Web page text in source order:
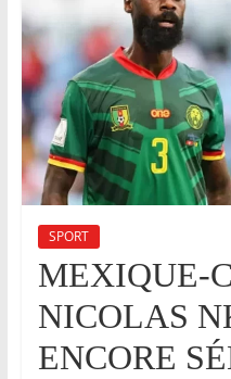
m
e
r
,
E
v
e
i
l
l
e
r
SPORT
MEXIQUE-
NICOLAS
ENCORE